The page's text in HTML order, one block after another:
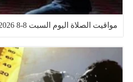
مواقيت الصلاة اليوم السبت 8-8 2026 بالمحافظات